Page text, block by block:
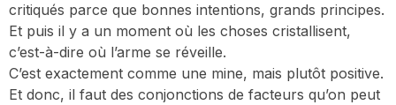
critiqués parce que bonnes intentions, grands principes.
Et puis il y a un moment où les choses cristallisent,
c’est-à-dire où l’arme se réveille.
C’est exactement comme une mine, mais plutôt positive.
Et donc, il faut des conjonctions de facteurs qu’on peut